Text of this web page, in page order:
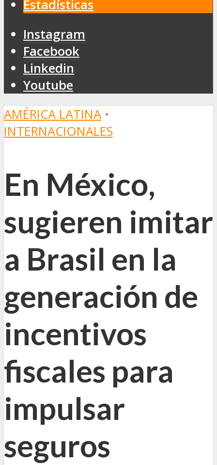
Estadísticas
Instagram
Facebook
Linkedin
Youtube
AMÉRICA LATINA •
INTERNACIONALES
En México,
sugieren imitar
a Brasil en la
generación de
incentivos
fiscales para
impulsar
seguros